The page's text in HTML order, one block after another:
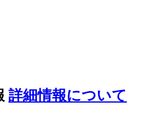
詳細情報について